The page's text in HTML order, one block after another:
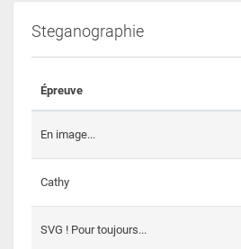
Steganographie
Épreuve
En image...
Cathy
SVG ! Pour toujours...